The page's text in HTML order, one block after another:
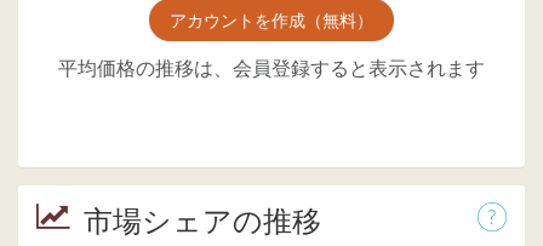
アカウントを作成（無料）
平均価格の推移は、会員登録すると表示されます
市場シェアの推移